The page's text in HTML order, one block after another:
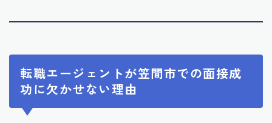
転職エージェントが笠間市での面接成
功に欠かせない理由